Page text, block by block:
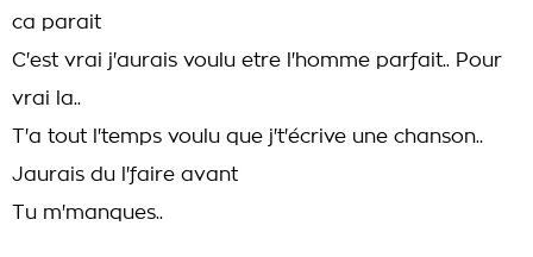
ca parait
C'est vrai j'aurais voulu etre l'homme parfait.. Pour
vrai la..
T'a tout l'temps voulu que j't'écrive une chanson..
Jaurais du l'faire avant
Tu m'manques..